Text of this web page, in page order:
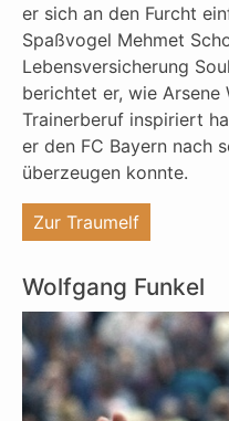
er sich an den Furcht
Spaßvogel Mehmet
Lebensversicherung
berichtet er, wie Arsene
Trainerberuf inspiriert
er den FC Bayern nach
überzeugen konnte.
Zur Traumelf"%s"
Wolfgang Funkel